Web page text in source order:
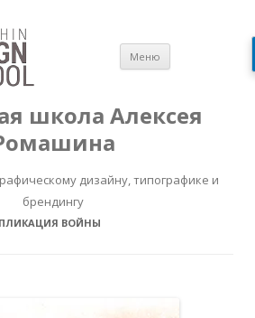
школа Алексея
дизайну, типографике и
брендингу
Меню
содержимому
ВОЙНЫ